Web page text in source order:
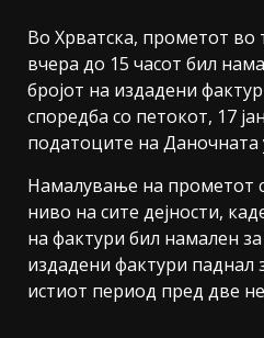
Во Хрватска, прометот во
вчера до 15 часот бил
бројот на издадени
споредба со петокот, 17
податоците на Даночната
Намалување на прометот
ниво на сите дејности,
на фактури бил намален за
издадени фактури паднал
истиот период пред две